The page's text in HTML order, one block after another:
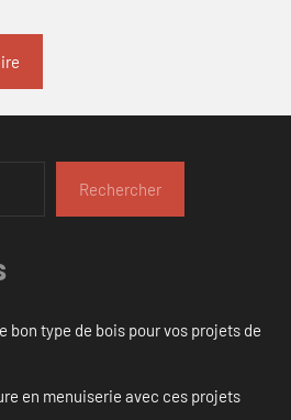
Rechercher
bon type de bois pour vos projets de
en menuiserie avec ces projets